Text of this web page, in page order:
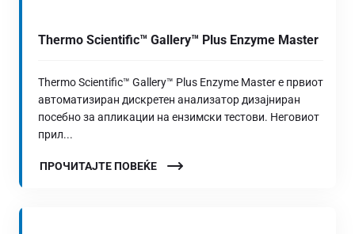
Thermo Scientific™ Gallery™ Plus Enzyme Master
Thermo Scientific™ Gallery™ Plus Enzyme Master е првиот
автоматизиран дискретен анализатор дизајниран
посебно за апликации на ензимски тестови. Неговиот
прил...
ПРОЧИТАЈТЕ ПОВЕЌЕ